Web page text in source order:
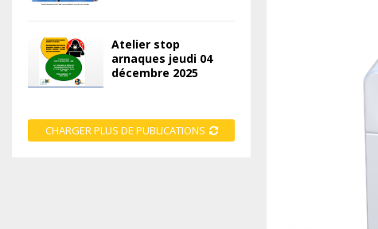
Atelier stop
arnaques jeudi 04
décembre 2025
CHARGER PLUS DE PUBLICATIONS